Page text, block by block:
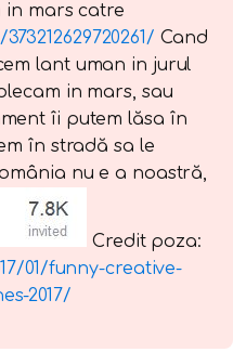
in mars catre
Cand
lant uman in jurul
in mars, sau
îi putem lăsa în
în stradă sa le
nu e a noastră,
Credit poza:
01/funny-creative-
2017/